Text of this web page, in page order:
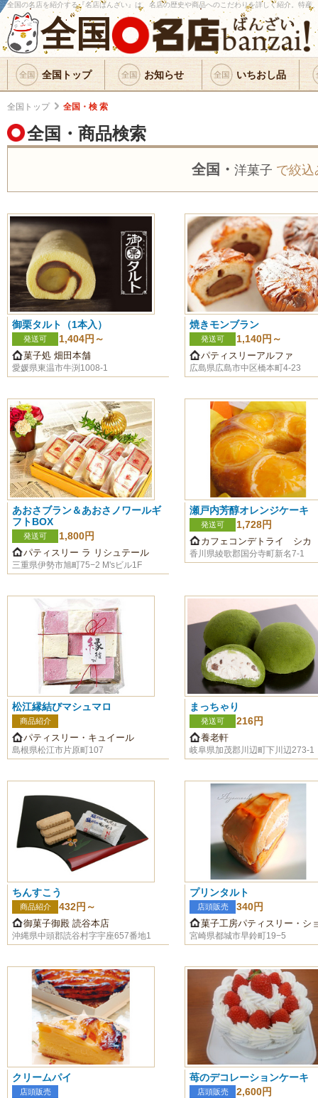
全国の名店を紹介する『名店ばんざい』は、名店の歴史や商品へのこだわりを詳しく紹介。特
全国
全国トップ お知らせ いちおし品
全国トップ 全国・検 索
全国・商品検索
全国・ 洋菓子 で絞込
御栗タルト（1本入）
発送可 1,404円～
菓子処 畑田本舗
愛媛県東温市牛渕1008-1
焼きモンブラン
発送可 1,140円～
パティスリーアルファ
広島県広島市中区橋本町4-23
あおさブラン＆あおさノワールギ
フトBOX
発送可 1,800円
パティスリー ラ リシュテール
三重県伊勢市旭町75−2 M'sビル1F
瀬戸内芳醇オレンジケーキ
発送可 1,728円
カフェコンデトライ シカ
香川県綾歌郡国分寺町新名7-1
松江縁結びマシュマロ
商品紹介
パティスリー・キュイール
島根県松江市片原町107
まっちゃり
発送可 216円
養老軒
岐阜県加茂郡川辺町下川辺273-1
ちんすこう
商品紹介 432円～
御菓子御殿 読谷本店
沖縄県中頭郡読谷村字宇座657番地1
プリンタルト
店頭販売 340円
菓子工房パティスリー・シ
宮崎県都城市早鈴町19−5
クリームパイ
店頭販売
苺のデコレーションケーキ
店頭販売 2,600円